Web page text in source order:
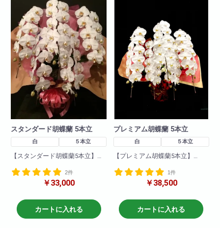
スタンダード胡蝶蘭 5本立
白 ５本立
【スタンダード胡蝶蘭5本立】
栄転、昇進などの人生の門出の
ギフトや、葬祭などお悔やみの
します。日頃の感謝やお祝い
に、人生の節目の贈答品にぴっ
たりの逸品です。
2件
￥33,000
カートに入れる
プレミアム胡蝶蘭 5本立
白 ５本立
【プレミアム胡蝶蘭5本立】
る、豪華な5本立ち胡蝶蘭がこち
ら!当店の5本立ち胡蝶蘭の中でも
す。この胡蝶蘭は、海外では王
宮への献上品として利用される
ような、大変高貴な逸品です。
1件
￥38,500
カートに入れる